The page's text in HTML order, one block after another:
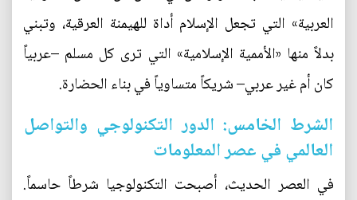
العربية» التي تجعل الإسلام أداة للهيمنة العرقية، وتبني
بدلاً منها «الأممية الإسلامية» التي ترى كل مسلم –عربياً
كان أم غير عربي– شريكاً متساوياً في بناء الحضارة.
الشرط الخامس: الدور التكنولوجي والتواصل
العالمي في عصر المعلومات
في العصر الحديث، أصبحت التكنولوجيا شرطاً حاسماً.